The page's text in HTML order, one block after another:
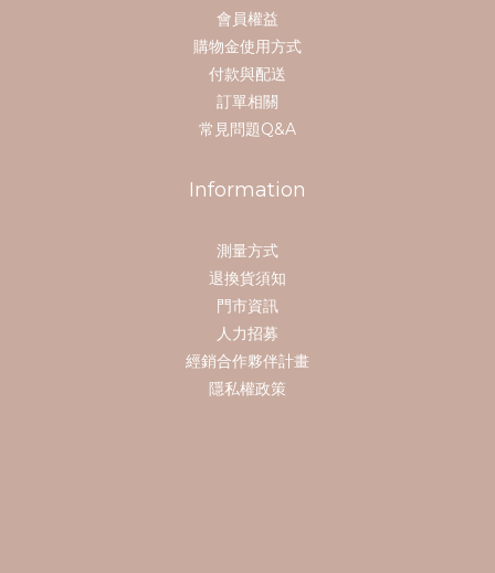
會員權益
購物金使用方式
付款與配送
訂單相關
常見問題Q&A
Information
測量方式
退換貨須知
門市資訊
人力招募
經銷合作夥伴計畫
隱私權政策